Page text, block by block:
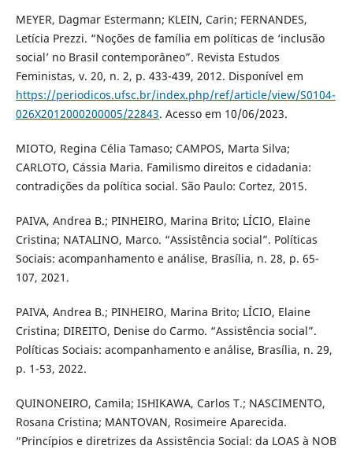
MEYER, Dagmar Estermann; KLEIN, Carin; FERNANDES,
Letícia Prezzi. “Noções de família em políticas de ‘inclusão
social’ no Brasil contemporâneo”. Revista Estudos
Feministas, v. 20, n. 2, p. 433-439, 2012. Disponível em
https://periodicos.ufsc.br/index.php/ref/article/view/S0104-
026X2012000200005/22843. Acesso em 10/06/2023.
MIOTO, Regina Célia Tamaso; CAMPOS, Marta Silva;
CARLOTO, Cássia Maria. Familismo direitos e cidadania:
contradições da política social. São Paulo: Cortez, 2015.
PAIVA, Andrea B.; PINHEIRO, Marina Brito; LÍCIO, Elaine
Cristina; NATALINO, Marco. “Assistência social”. Políticas
Sociais: acompanhamento e análise, Brasília, n. 28, p. 65-
107, 2021.
PAIVA, Andrea B.; PINHEIRO, Marina Brito; LÍCIO, Elaine
Cristina; DIREITO, Denise do Carmo. “Assistência social”.
Políticas Sociais: acompanhamento e análise, Brasília, n. 29,
p. 1-53, 2022.
QUINONEIRO, Camila; ISHIKAWA, Carlos T.; NASCIMENTO,
Rosana Cristina; MANTOVAN, Rosimeire Aparecida.
“Princípios e diretrizes da Assistência Social: da LOAS à NOB